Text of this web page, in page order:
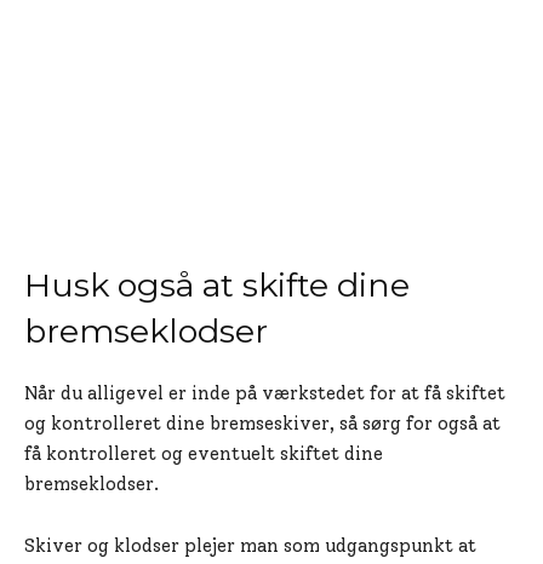
Husk også at skifte dine
bremseklodser
Når du alligevel er inde på værkstedet for at få skiftet
og kontrolleret dine bremseskiver, så sørg for også at
få kontrolleret og eventuelt skiftet dine
bremseklodser.
Skiver og klodser plejer man som udgangspunkt at